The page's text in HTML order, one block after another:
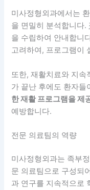
미사정형외과에서는
을 면밀히 분석합니다.
을 수립하여 안내합니
고려하여, 프로그램이
또한, 재활치료와 지속
가 끝난 후에도 환자들
한 재활 프로그램을 제
예방합니다.
전문 의료팀의 역량
미사정형외과는 족부
문 의료팀으로 구성되
과 연구를 지속적으로